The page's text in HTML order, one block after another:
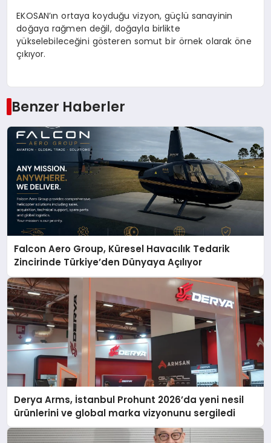
EKOSAN’ın ortaya koyduğu vizyon, güçlü sanayinin
doğaya rağmen değil, doğayla birlikte
yükselebileceğini gösteren somut bir örnek olarak öne
çıkıyor.
Benzer Haberler
Falcon Aero Group, Küresel Havacılık Tedarik
Zincirinde Türkiye’den Dünyaya Açılıyor
Derya Arms, İstanbul Prohunt 2026’da yeni nesil
ürünlerini ve global marka vizyonunu sergiledi